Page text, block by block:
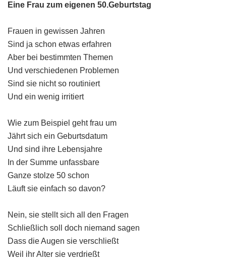
Eine Frau zum eigenen 50.Geburtstag
Frauen in gewissen Jahren
Sind ja schon etwas erfahren
Aber bei bestimmten Themen
Und verschiedenen Problemen
Sind sie nicht so routiniert
Und ein wenig irritiert
Wie zum Beispiel geht frau um
Jährt sich ein Geburtsdatum
Und sind ihre Lebensjahre
In der Summe unfassbare
Ganze stolze 50 schon
Läuft sie einfach so davon?
Nein, sie stellt sich all den Fragen
Schließlich soll doch niemand sagen
Dass die Augen sie verschließt
Weil ihr Alter sie verdrießt